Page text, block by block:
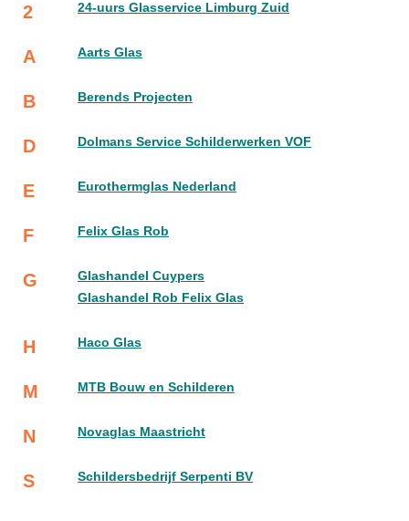
2 24-uurs Glasservice Limburg Zuid
A Aarts Glas
B Berends Projecten
D Dolmans Service Schilderwerken VOF
E Eurothermglas Nederland
F Felix Glas Rob
G
Glashandel Cuypers
Glashandel Rob Felix Glas
H Haco Glas
M MTB Bouw en Schilderen
N Novaglas Maastricht
S Schildersbedrijf Serpenti BV